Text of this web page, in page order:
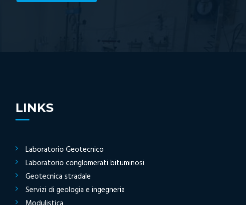
LINKS
Laboratorio Geotecnico
Laboratorio conglomerati bituminosi
Geotecnica stradale
Servizi di geologia e ingegneria